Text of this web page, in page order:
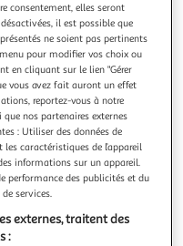
dans nos produits,
blanc à la
saura séduire
ce qui fait l'ADN de les
de ce produit ?
consentement, elles seront
il est possible que
ne soient pas pertinents
pour modifier vos choix ou
en cliquant sur le lien "Gérer
vous avez fait auront un effet
reportez-vous à notre
nos partenaires externes
: Utiliser des données de
caractéristiques de l’appareil
informations sur un appareil.
performance des publicités et du
services.
externes, traitent des
: